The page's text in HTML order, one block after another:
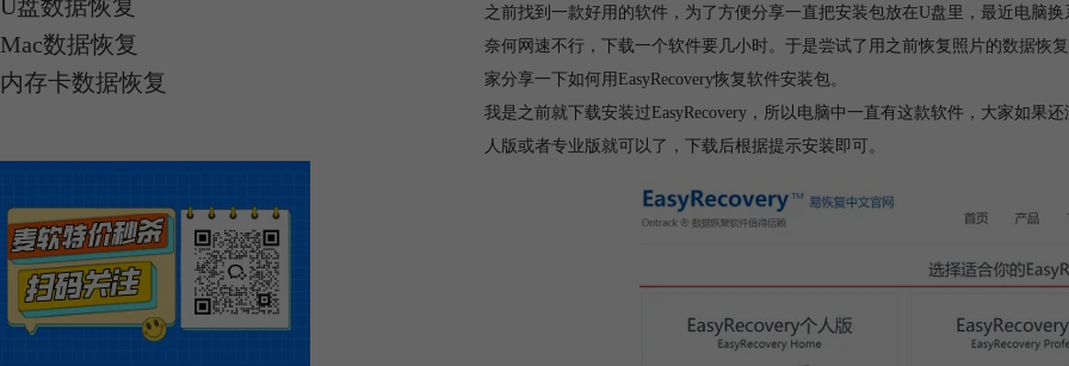
U盘数据恢复
Mac数据恢复
内存卡数据恢复
之前找到一款好用的软件，为了方便分享一直把安装包放在U盘里，最近电脑
奈何网速不行，下载一个软件要几小时。于是尝试了用之前恢复照片的数据恢
家分享一下如何用EasyRecovery恢复软件安装包。
我是之前就下载安装过EasyRecovery，所以电脑中一直有这款软件，大家如果
人版或者专业版就可以了，下载后根据提示安装即可。